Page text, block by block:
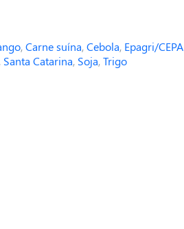
,Carne suína,Cebola, Epagri/CEPA
, Santa Catarina, Soja,Trigo